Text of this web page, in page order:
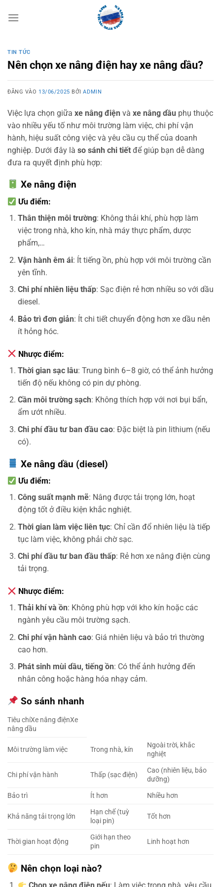
qua
TIN TỨC
Nên chọn xe nâng điện hay xe nâng dầu?
ĐĂNG VÀO 13/06/2025 BỞIADMIN
Việc lựa chọn giữa xe nâng điện và xe nâng dầu phụ thuộc
vào nhiều yếu tố như môi trường làm việc, chi phí vận
hành, hiệu suất công việc và yêu cầu cụ thể của doanh
nghiệp. Dưới đây là so sánh chi tiết để giúp bạn dễ dàng
đưa ra quyết định phù hợp:
Xe nâng điện
Ưu điểm:
Thân thiện môi trường: Không thải khí, phù hợp làm
việc trong nhà, kho kín, nhà máy thực phẩm, dược
phẩm,…
Vận hành êm ái: Ít tiếng ồn, phù hợp với môi trường cần
yên tĩnh.
Chi phí nhiên liệu thấp: Sạc điện rẻ hơn nhiều so với dầu
diesel.
Bảo trì đơn giản: Ít chi tiết chuyển động hơn xe dầu nên
ít hỏng hóc.
Nhược điểm:
Thời gian sạc lâu: Trung bình 6–8 giờ, có thể ảnh hưởng
tiến độ nếu không có pin dự phòng.
Cần môi trường sạch: Không thích hợp với nơi bụi bẩn,
ẩm ướt nhiều.
Chi phí đầu tư ban đầu cao: Đặc biệt là pin lithium (nếu
có).
Xe nâng dầu (diesel)
Ưu điểm:
Công suất mạnh mẽ: Nâng được tải trọng lớn, hoạt
động tốt ở điều kiện khắc nghiệt.
Thời gian làm việc liên tục: Chỉ cần đổ nhiên liệu là tiếp
tục làm việc, không phải chờ sạc.
Chi phí đầu tư ban đầu thấp: Rẻ hơn xe nâng điện cùng
tải trọng.
Nhược điểm:
Thải khí và ồn: Không phù hợp với kho kín hoặc các
ngành yêu cầu môi trường sạch.
Chi phí vận hành cao: Giá nhiên liệu và bảo trì thường
cao hơn.
Phát sinh mùi dầu, tiếng ồn: Có thể ảnh hưởng đến
nhân công hoặc hàng hóa nhạy cảm.
So sánh nhanh
Tiêu chíXe nâng điệnXe
nâng dầu
Môi trường làm việc Trong nhà, kín
Ngoài trời, khắc
nghiệt
Chi phí vận hành Thấp (sạc điện)
Cao (nhiên liệu, bảo
dưỡng)
Bảo trì
Ít hơn Nhiều hơn
Khả năng tải trọng lớn
Hạn chế (tuỳ
loại pin)
Tốt hơn
Thời gian hoạt động
Giới hạn theo
pin
Linh hoạt hơn
Nên chọn loại nào?